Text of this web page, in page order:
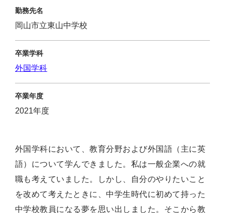
勤務先名
岡山市立東山中学校
卒業学科
外国学科
卒業年度
2021年度
外国学科において、教育分野および外国語（主に英
語）について学んできました。私は一般企業への就
職も考えていました。しかし、自分のやりたいこと
を改めて考えたときに、中学生時代に初めて持った
中学校教員になる夢を思い出しました。そこから教